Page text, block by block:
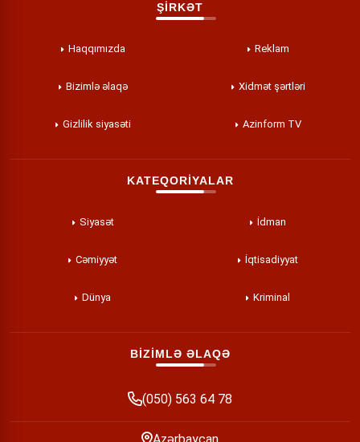
ŞİRKƏT
Haqqımızda Reklam
Bizimlə əlaqə Xidmət şərtləri
Gizlilik siyasəti Azinform TV
KATEQORİYALAR
Siyasət İdman
Cəmiyyət İqtisadiyyat
Dünya Kriminal
BİZİMLƏ ƏLAQƏ
(050) 563 64 78
Azərbaycan